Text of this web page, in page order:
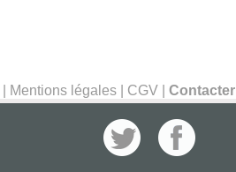
Mentions légales CGV Contacter